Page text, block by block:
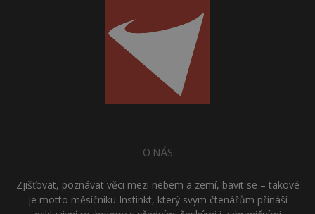
O NÁS
Zjišťovat, poznávat věci mezi nebem a zemí, bavit se – takové
je motto měsíčníku Instinkt, který svým čtenářům přináší